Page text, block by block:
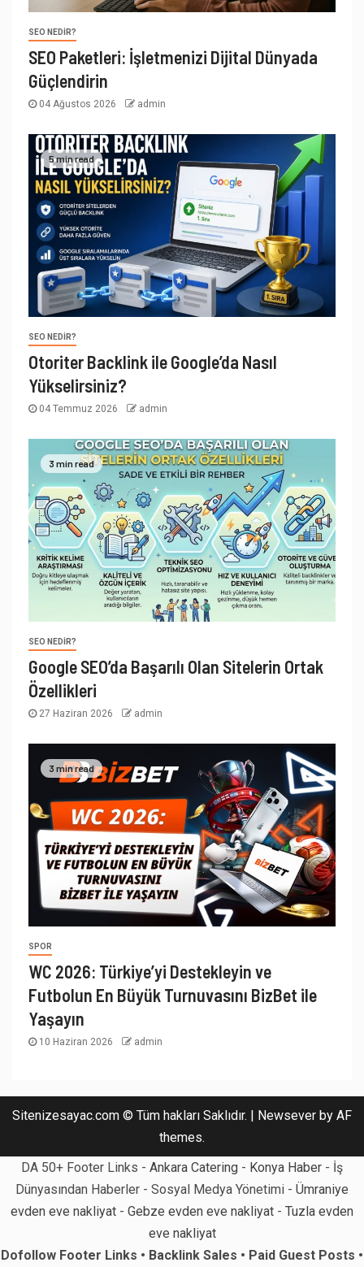
SEO NEDIR?
SEO Paketleri: İşletmenizi Dijital Dünyada
Güçlendirin
04 Ağustos 2026 admin
5 min read
SEO NEDIR?
Otoriter Backlink ile Google’da Nasıl
Yükselirsiniz?
04 Temmuz 2026 admin
3 min read
SEO NEDIR?
Google SEO’da Başarılı Olan Sitelerin Ortak
Özellikleri
27 Haziran 2026 admin
3 min read
SPOR
WC 2026: Türkiye’yi Destekleyin ve
Futbolun En Büyük Turnuvasını BizBet ile
Yaşayın
10 Haziran 2026 admin
Sitenizesayac.com © Tüm hakları Saklıdır. | Newsever by AF
themes.
DA 50+ Footer Links - Ankara Catering - Konya Haber - İş
Dünyasından Haberler - Sosyal Medya Yönetimi - Ümraniye
evden eve nakliyat - Gebze evden eve nakliyat - Tuzla evden
eve nakliyat
Dofollow Footer Links • Backlink Sales • Paid Guest Posts •